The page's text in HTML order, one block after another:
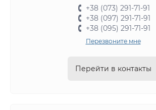
+38 (073) 291-71-91
+38 (097) 291-71-91
+38 (095) 291-71-91
Перезвоните мне
Перейти в контакты